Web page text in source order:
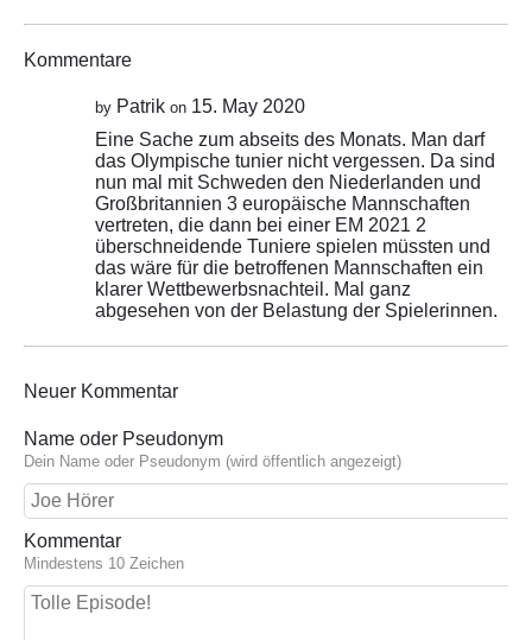
Kommentare
by Patrik on 15. May 2020
Eine Sache zum abseits des Monats. Man darf
das Olympische tunier nicht vergessen. Da sind
nun mal mit Schweden den Niederlanden und
Großbritannien 3 europäische Mannschaften
vertreten, die dann bei einer EM 2021 2
überschneidende Tuniere spielen müssten und
das wäre für die betroffenen Mannschaften ein
klarer Wettbewerbsnachteil. Mal ganz
abgesehen von der Belastung der Spielerinnen.
Neuer Kommentar
Name oder Pseudonym
Dein Name oder Pseudonym (wird öffentlich angezeigt)
Kommentar
Mindestens 10 Zeichen